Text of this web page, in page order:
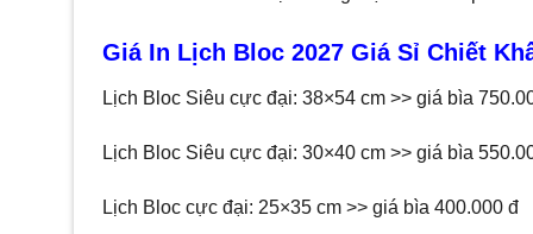
Giá In Lịch Bloc 2027 Giá Sỉ Chiết
Lịch Bloc Siêu cực đại: 38×54 cm >> giá bìa
Lịch Bloc Siêu cực đại: 30×40 cm >> giá bìa
Lịch Bloc cực đại: 25×35 cm >> giá bìa 400.000 đ